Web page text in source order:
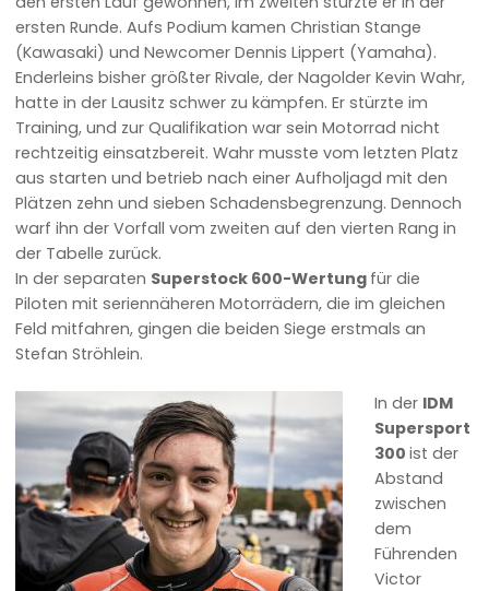
ersten Runde. Aufs Podium kamen Christian Stange
(Kawasaki) und Newcomer Dennis Lippert (Yamaha).
Enderleins bisher größter Rivale, der Nagolder Kevin Wahr,
hatte in der Lausitz schwer zu kämpfen. Er stürzte im
Training, und zur Qualifikation war sein Motorrad nicht
rechtzeitig einsatzbereit. Wahr musste vom letzten Platz
aus starten und betrieb nach einer Aufholjagd mit den
Plätzen zehn und sieben Schadensbegrenzung. Dennoch
warf ihn der Vorfall vom zweiten auf den vierten Rang in
der Tabelle zurück.
In der separaten Superstock 600-Wertung für die
Piloten mit seriennäheren Motorrädern, die im gleichen
Feld mitfahren, gingen die beiden Siege erstmals an
Stefan Ströhlein.
In der IDM
Supersport
300ist der
Abstand
zwischen
dem
Führenden
Victor